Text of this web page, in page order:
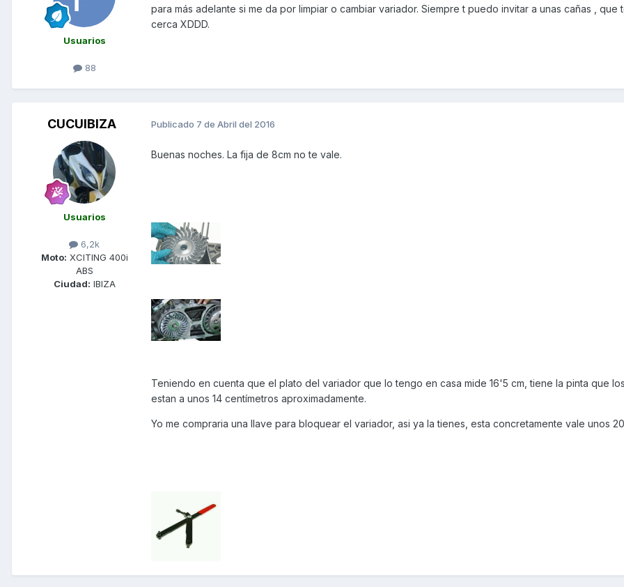
Usuarios
88
para más adelante si me da por limpiar o cambiar variador. Siempre t puedo invitar a unas cañas , que
cerca XDDD.
CUCUIBIZA
Usuarios
6,2k
Moto: XCITING 400i
ABS
Ciudad: IBIZA
Publicado 7 de Abril del 2016
Buenas noches. La fija de 8cm no te vale.
Teniendo en cuenta que el plato del variador que lo tengo en casa mide 16'5 cm, tiene la pinta que
estan a unos 14 centímetros aproximadamente.
Yo me compraria una llave para bloquear el variador, asi ya la tienes, esta concretamente vale unos